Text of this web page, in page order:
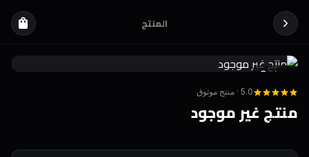
المنتج shopping_bag
Coda
5.0 · منتج موثوق
منتج غير موجود